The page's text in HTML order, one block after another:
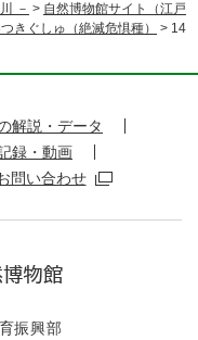
－ > 自然博物館サイト（江戸
きぐしゅ（絶滅危惧種） > 14
解説・データ
録・動画
問い合わせ
振興部